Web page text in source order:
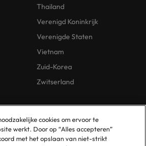
Thailand
Verenigd Koninkrijk
Verenigde Staten
Vietnam
Zuid-Korea
Zwitserland
Vestigingen
Amsterdam
cookies om ervoor te
werkt. Door op “Alles accepteren”
met het opslaan van niet-strikt